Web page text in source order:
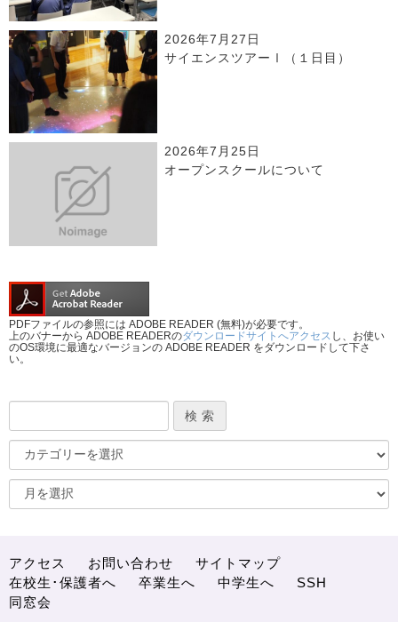
2026年7月27日
サイエンスツアーⅠ（１日目）
2026年7月25日
オープンスクールについて
PDFファイルの参照には ADOBE READER (無料)が必要です。
上のバナーから ADOBE READERのダウンロードサイトへアクセス し、お使い
のOS環境に最適なバージョンの ADOBE READER をダウンロードして下さ
い。
アクセス お問い合わせ
サイトマップ
在校生･保護者へ
卒業生へ 中学生へ
SSH
同窓会